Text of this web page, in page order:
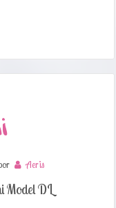
Aeris
Model DL